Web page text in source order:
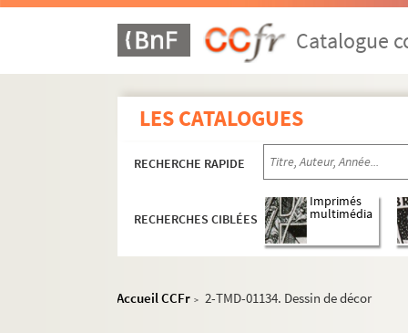
Catalogue
LES CATALOGUES
RECHERCHE RAPIDE
RECHERCHES CIBLÉES
Imprimés
multimédia
Accueil CCFr > 2-TMD-01134. Dessin de décor